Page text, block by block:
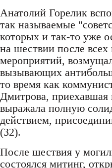
Анатолий Горелик
так называемые
которых и так-то уже
на шествии после
мероприятий,
вызывающих
то время как
Дмитрова, приехавшая
выражала полную
действием,
(32).
После шествия у
состоялся митинг,